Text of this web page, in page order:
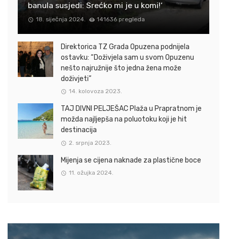
banula susjedi: Srećko mi je u komi!‘
18. siječnja 2024. 141636 pregleda
Direktorica TZ Grada Opuzena podnijela
ostavku: “Doživjela sam u svom Opuzenu
nešto najružnije što jedna žena može
doživjeti”
14. kolovoza 2023.
TAJ DIVNI PELJEŠAC Plaža u Prapratnom je
možda najljepša na poluotoku koji je hit
destinacija
2. srpnja 2023.
Mijenja se cijena naknade za plastične boce
11. ožujka 2024.